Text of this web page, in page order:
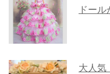
ドール
大人気